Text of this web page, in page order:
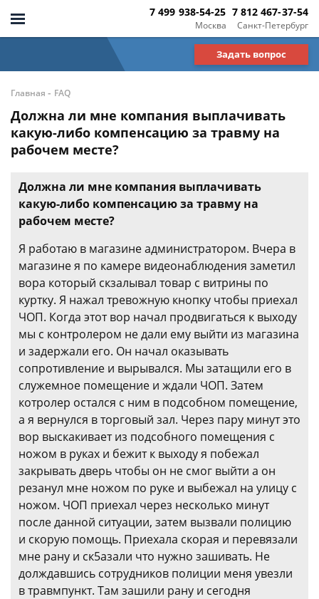
Москва
7 499 938-54-25
Санкт-Петербург
7 812 467-37-54
Задать вопрос
Главная - FAQ
Должна ли мне компания выплачивать
какую-либо компенсацию за травму на
рабочем месте?
Должна ли мне компания выплачивать
какую-либо компенсацию за травму на
рабочем месте?
Я работаю в магазине администратором. Вчера в
магазине я по камере видеонаблюдения заметил
вора который скзалывал товар с витрины по
куртку. Я нажал тревожную кнопку чтобы приехал
ЧОП. Когда этот вор начал продвигаться к выходу
мы с контролером не дали ему выйти из магазина
и задержали его. Он начал оказывать
сопротивление и вырывался. Мы затащили его в
служемное помещение и ждали ЧОП. Затем
котролер остался с ним в подсобном помещение,
а я вернулся в торговый зал. Через пару минут это
вор выскакивает из подсобного помещения с
ножом в руках и бежит к выходу я побежал
закрывать дверь чтобы он не смог выйти а он
резанул мне ножом по руке и выбежал на улицу с
ножом. ЧОП приехал через несколько минут
после данной ситуации, затем вызвали полицию
и скорую помощь. Приехала скорая и перевязали
мне рану и ск5азали что нужно зашивать. Не
долждавшись сотрудников полиции меня увезли
в травмпункт. Там зашили рану и сегодня